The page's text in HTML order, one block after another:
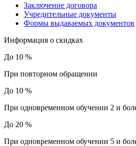
Заключение договора
Учредительные документы
Формы выдаваемых документов
Информация о скидках
До 10 %
При повторном обращении
До 10 %
При одновременном обучении 2 и
До 20 %
При одновременном обучении 5 и